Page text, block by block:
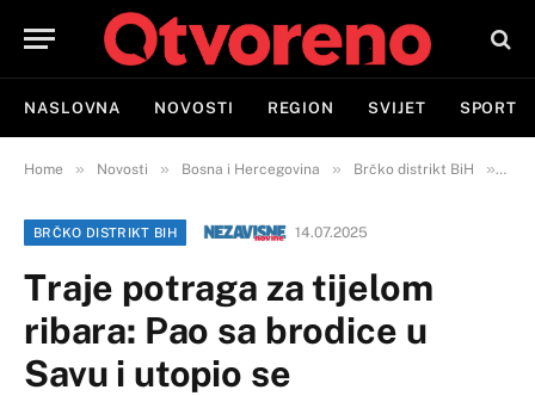
NASLOVNA NOVOSTI REGION SVIJET SPORT
Home » Novosti » Bosna i Hercegovina » Brčko distrikt BiH »
BRČKO DISTRIKT BIH 14.07.2025
Traje potraga za tijelom
ribara: Pao sa brodice u
Savu i utopio se